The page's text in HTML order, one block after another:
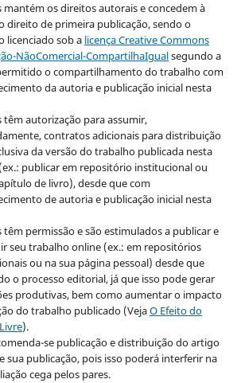
mantém os direitos autorais e concedem à
direito de primeira publicação, sendo o
licenciado sob a licença Creative Commons
NãoComercial-CompartilhaIgualsegundo a
o compartilhamento do trabalho com
da autoria e publicação inicial nesta
têm autorização para assumir,
contratos adicionais para distribuição
da versão do trabalho publicada nesta
publicar em repositório institucional ou
de livro), desde que com
de autoria e publicação inicial nesta
têm permissão e são estimulados a publicar e
seu trabalho online (ex.: em repositórios
ou na sua página pessoal) desde que
o processo editorial, já que isso pode gerar
produtivas, bem como aumentar o impacto
do trabalho publicado (VejaO Efeito do
).
se publicação e distribuição do artigo
sua publicação, pois isso poderá interferir na
cega pelos pares.